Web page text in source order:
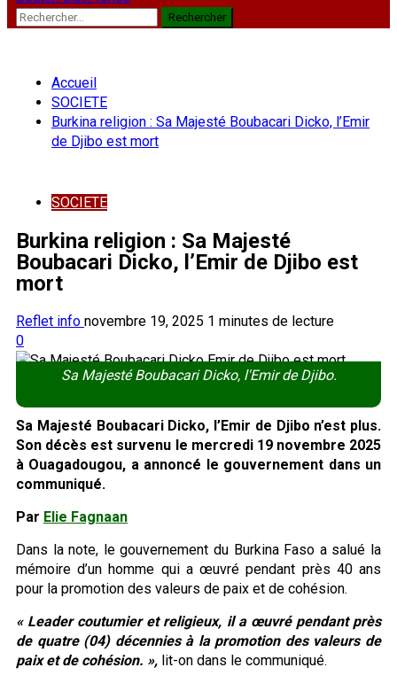
Rechercher :
Accueil
SOCIETE
Burkina religion : Sa Majesté Boubacari Dicko, l’Emir
de Djibo est mort
SOCIETE
Burkina religion : Sa Majesté
Boubacari Dicko, l’Emir de Djibo est
mort
Reflet info novembre 19, 2025 1 minutes de lecture
0
Sa Majesté Boubacari Dicko, l'Emir de Djibo.
Sa Majesté Boubacari Dicko, l’Emir de Djibo n’est plus.
Son décès est survenu le mercredi 19 novembre 2025
à Ouagadougou, a annoncé le gouvernement dans un
communiqué.
Par Elie Fagnaan
Dans la note, le gouvernement du Burkina Faso a salué la
mémoire d’un homme qui a œuvré pendant près 40 ans
pour la promotion des valeurs de paix et de cohésion.
« Leader coutumier et religieux, il a œuvré pendant près
de quatre (04) décennies à la promotion des valeurs de
paix et de cohésion. », lit-on dans le communiqué.